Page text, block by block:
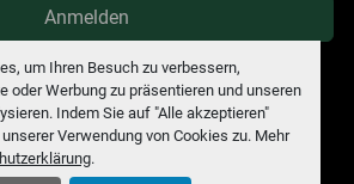
um Ihren Besuch zu verbessern,
oder Werbung zu präsentieren und unseren
Indem Sie auf "Alle akzeptieren"
Verwendung von Cookies zu. Mehr
.
Anmelden
vonMachinio